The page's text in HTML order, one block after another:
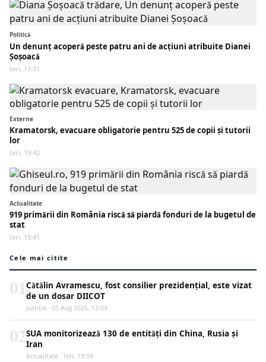
Politică
Un denunț acoperă peste patru ani de acțiuni atribuite Dianei
Șoșoacă
Ieri, 13:31
Externe
Kramatorsk, evacuare obligatorie pentru 525 de copii și tutorii
lor
Ieri, 19:42
Actualitate
919 primării din România riscă să piardă fonduri de la bugetul de
stat
Ieri, 19:41
Cele mai citite
Cătălin Avramescu, fost consilier prezidențial, este vizat
de un dosar DIICOT
Justiţie · 05 Aug 2026, 13:04
SUA monitorizează 130 de entități din China, Rusia și
Iran
Actualitate · Ieri, 19:59